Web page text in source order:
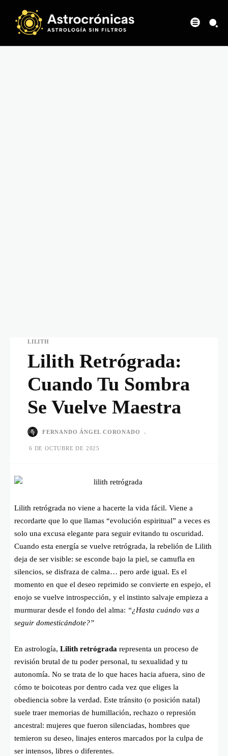
LILITH
Lilith Retrógrada:
Cuando Tu Sombra
Se Vuelve Maestra
FERNANDO ÁNGEL CORONADO -
6 DE OCTUBRE DE 2025
Lilith retrógrada no viene a hacerte la vida fácil. Viene a
recordarte que lo que llamas “evolución espiritual” a veces es
solo una excusa elegante para seguir evitando tu oscuridad.
Cuando esta energía se vuelve retrógrada, la rebelión de Lilith
deja de ser visible: se esconde bajo la piel, se camufla en
silencios, se disfraza de calma… pero arde igual. Es el
momento en que el deseo reprimido se convierte en espejo, el
enojo se vuelve introspección, y el instinto salvaje empieza a
murmurar desde el fondo del alma: “¿Hasta cuándo vas a
seguir domesticándote?”
En astrología, Lilith retrógrada representa un proceso de
revisión brutal de tu poder personal, tu sexualidad y tu
autonomía. No se trata de lo que haces hacia afuera, sino de
cómo te boicoteas por dentro cada vez que eliges la
obediencia sobre la verdad. Este tránsito (o posición natal)
suele traer memorias de humillación, rechazo o represión
ancestral: mujeres que fueron silenciadas, hombres que
temieron su deseo, linajes enteros marcados por la culpa de
ser intensos, libres o diferentes.